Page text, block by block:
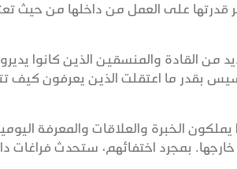
قدرتها على العمل من داخلها من حيث
من القادة والمنسقين الذين كانوا
بقدر ما اعتقلت الذين يعرفون كيف
يملكون الخبرة والعلاقات والمعرفة
بمجرد اختفائهم، ستحدث فراغات